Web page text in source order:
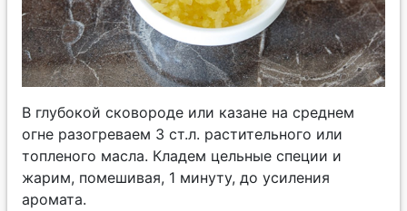
В глубокой сковороде или казане на среднем
огне разогреваем 3 ст.л. растительного или
топленого масла. Кладем цельные специи и
жарим, помешивая, 1 минуту, до усиления
аромата.